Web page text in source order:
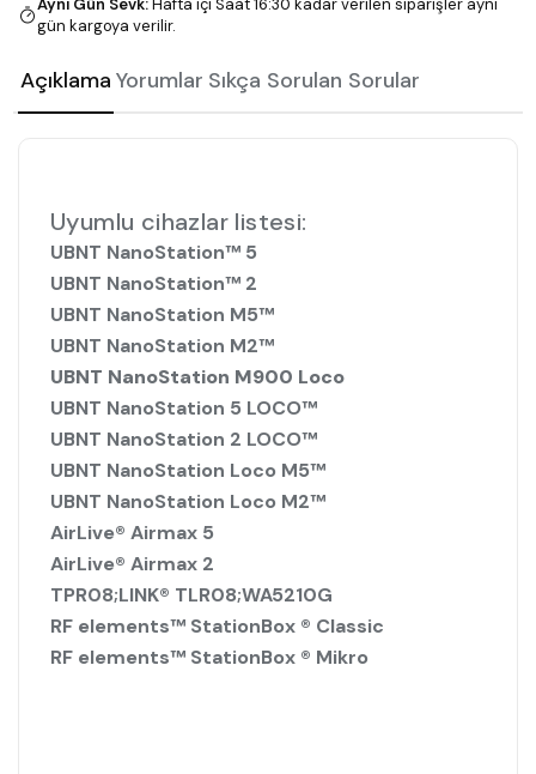
Aynı Gün Sevk:Hafta içi Saat 16:30 kadar verilen siparişler aynı
gün kargoya verilir.
Açıklama Yorumlar Sıkça Sorulan Sorular
Uyumlu cihazlar listesi:
UBNT NanoStation™ 5
UBNT NanoStation™ 2
UBNT NanoStation M5™
UBNT NanoStation M2™
UBNT NanoStation M900 Loco
UBNT NanoStation 5 LOCO™
UBNT NanoStation 2 LOCO™
UBNT NanoStation Loco M5™
UBNT NanoStation Loco M2™
AirLive® Airmax 5
AirLive® Airmax 2
TPR08;LINK® TLR08;WA5210G
RF elements™ StationBox ® Classic
RF elements™ StationBox ® Mikro